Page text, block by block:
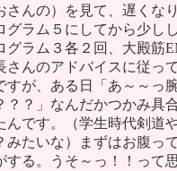
んの）を見て、遅くな
グラム５にしてから少し
グラム３各２回、大殿
さんのアドバイスに従っ
すが、ある日「あ～～っ
？？」なんだかつかみ具
んです。（学生時代剣道
みたいな）まずはお腹
する。うそ～っ！！って